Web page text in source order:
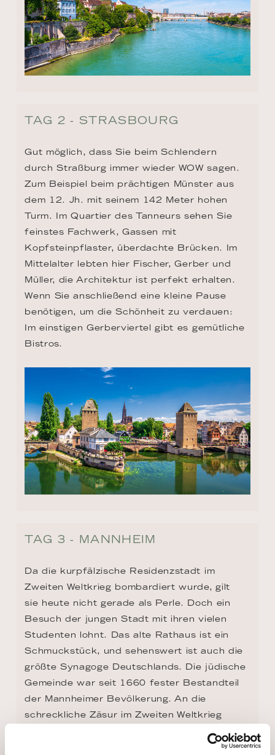
TAG 2 - STRASBOURG
Gut möglich, dass Sie beim Schlendern
durch Straßburg immer wieder WOW sagen.
Zum Beispiel beim prächtigen Münster aus
dem 12. Jh. mit seinem 142 Meter hohen
Turm. Im Quartier des Tanneurs sehen Sie
feinstes Fachwerk, Gassen mit
Kopfsteinpflaster, überdachte Brücken. Im
Mittelalter lebten hier Fischer, Gerber und
Müller, die Architektur ist perfekt erhalten.
Wenn Sie anschließend eine kleine Pause
benötigen, um die Schönheit zu verdauen:
Im einstigen Gerberviertel gibt es gemütliche
Bistros.
TAG 3 - MANNHEIM
Da die kurpfälzische Residenzstadt im
Zweiten Weltkrieg bombardiert wurde, gilt
sie heute nicht gerade als Perle. Doch ein
Besuch der jungen Stadt mit ihren vielen
Studenten lohnt. Das alte Rathaus ist ein
Schmuckstück, und sehenswert ist auch die
größte Synagoge Deutschlands. Die jüdische
Gemeinde war seit 1660 fester Bestandteil
der Mannheimer Bevölkerung. An die
schreckliche Zäsur im Zweiten Weltkrieg
Namen der von hier deportieren Juden.